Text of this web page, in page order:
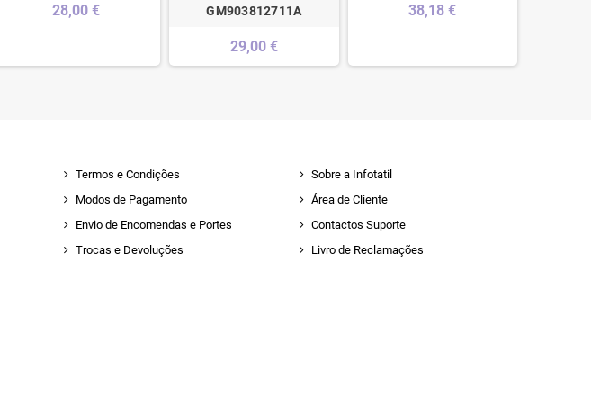
28,00 €
GM903812711A
29,00 €
38,18 €
Termos e Condições
Modos de Pagamento
Envio de Encomendas e Portes
Trocas e Devoluções
Sobre a Infotatil
Área de Cliente
Contactos Suporte
Livro de Reclamações